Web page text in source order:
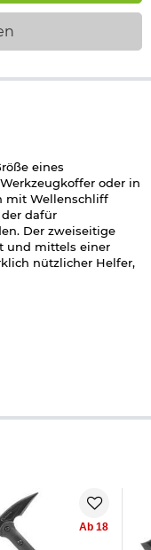
eines
oder in
mit Wellenschliff
dafür
Der zweiseitige
und mittels einer
nützlicher Helfer,
Ab 18